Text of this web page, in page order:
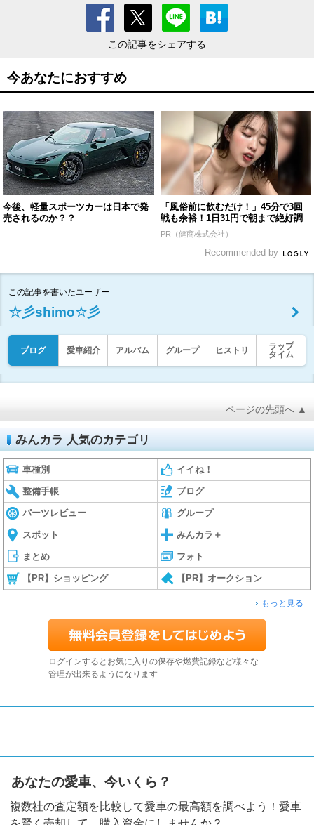
この記事をシェアする
今あなたにおすすめ
今後、軽量スポーツカーは日本で発
売されるのか？？
「風俗前に飲むだけ！」45分で3回
戦も余裕！1日31円で朝まで絶好調
PR（健商株式会社）
Recommended by
この記事を書いたユーザー
☆彡shimo☆彡
ブログ 愛車紹介 アルバム グループ ヒストリ
ラップ
タイム
ページの先頭へ ▲
みんカラ 人気のカテゴリ
車種別 イイね！
整備手帳 ブログ
パーツレビュー グループ
スポット みんカラ＋
まとめ フォト
【PR】ショッピング 【PR】オークション
もっと見る
ログインするとお気に入りの保存や燃費記録など様々な
管理が出来るようになります
あなたの愛車、今いくら？
複数社の査定額を比較して愛車の最高額を調べよう！愛車